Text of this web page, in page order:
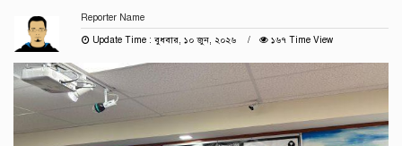
Reporter Name
Update Time : বুধবার, ১০ জুন, ২০২৬
১৬৭ Time View